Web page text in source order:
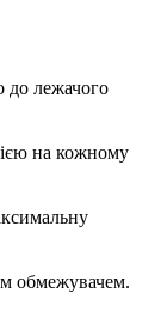
до лежачого
на кожному
обмежувачем.